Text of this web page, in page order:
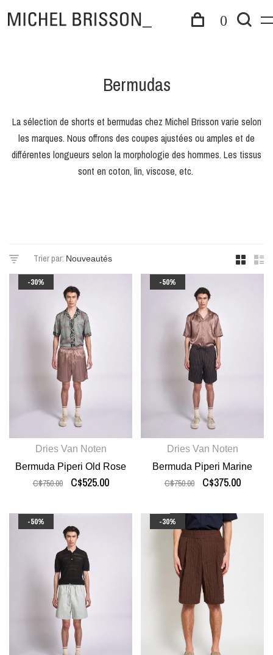
0
Bermudas
La sélection de shorts et bermudas chez Michel Brisson varie selon
les marques. Nous offrons des coupes ajustées ou amples et de
différentes longueurs selon la morphologie des hommes. Les tissus
sont en coton, lin, viscose, etc.
Trier par:
-30%
Dries Van Noten
Bermuda Piperi Old Rose
C$750.00 C$525.00
-50%
Dries Van Noten
Bermuda Piperi Marine
C$750.00 C$375.00
-50% -30%